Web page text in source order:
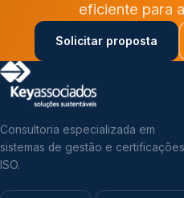
eficiente para
Solicitar proposta
Consultoria especializada em
sistemas de gestão e certificações
ISO.